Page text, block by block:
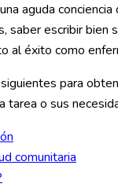
aguda conciencia
saber escribir bien
al éxito como
para
tarea o sus
comunitaria